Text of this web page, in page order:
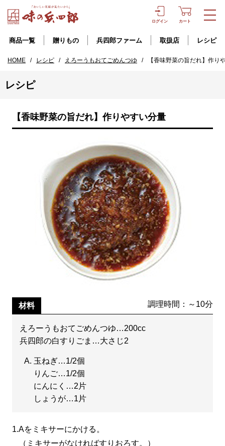
ログイン カート
商品一覧 贈りもの 兵四郎ファーム 取扱店 レシピ
HOME / レシピ / えろーうもおてごめんつゆ / 【香味野菜の旨だれ】作り
レシピ
【香味野菜の旨だれ】作りやすい分量
材料 調理時間：～10分
えろーうもおてごめんつゆ…200cc
兵四郎の白すりごま…大さじ2
玉ねぎ…1/2個
りんご…1/2個
にんにく…2片
しょうが…1片
1.Aをミキサーにかける。
（ミキサーがなければすりおろす。）